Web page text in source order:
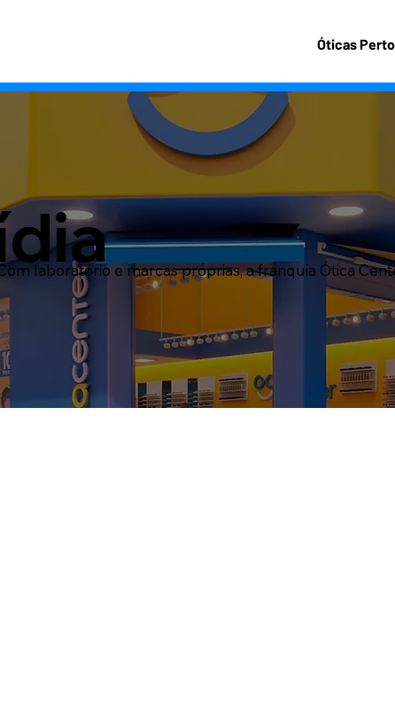
Óticas
laboratório e marcas próprias, a franquia Ótica